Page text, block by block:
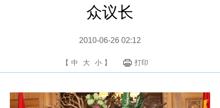
众议长
2010-06-26 02:12
【 中 大 小 】 打印